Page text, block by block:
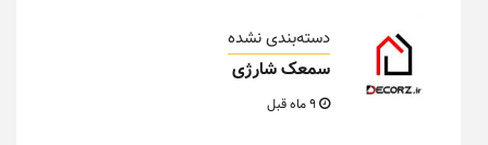
دسته‌بندی نشده
سمعک شارژی